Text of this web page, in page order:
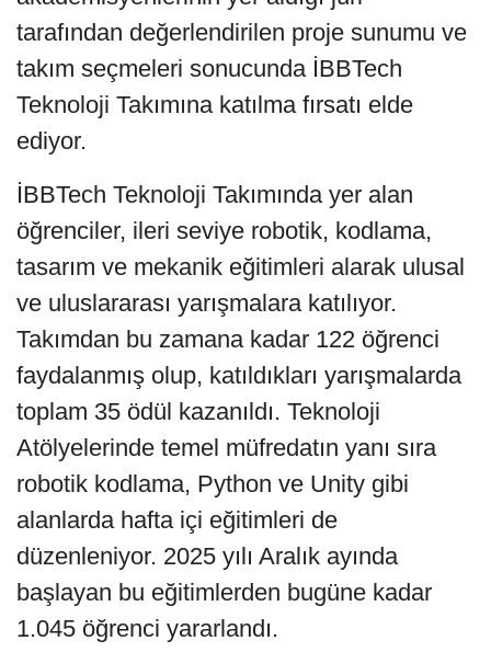
tarafından değerlendirilen proje sunumu ve
takım seçmeleri sonucunda İBBTech
Teknoloji Takımına katılma fırsatı elde
ediyor.
İBBTech Teknoloji Takımında yer alan
öğrenciler, ileri seviye robotik, kodlama,
tasarım ve mekanik eğitimleri alarak ulusal
ve uluslararası yarışmalara katılıyor.
Takımdan bu zamana kadar 122 öğrenci
faydalanmış olup, katıldıkları yarışmalarda
toplam 35 ödül kazanıldı. Teknoloji
Atölyelerinde temel müfredatın yanı sıra
robotik kodlama, Python ve Unity gibi
alanlarda hafta içi eğitimleri de
düzenleniyor. 2025 yılı Aralık ayında
başlayan bu eğitimlerden bugüne kadar
1.045 öğrenci yararlandı.